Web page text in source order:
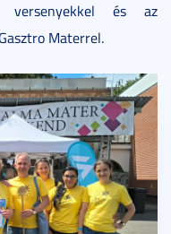
versenyekkel és az
Materrel.